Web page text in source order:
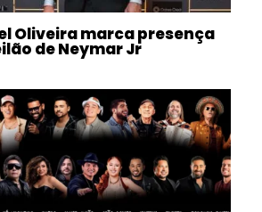
Oliveira marca presença
de Neymar Jr